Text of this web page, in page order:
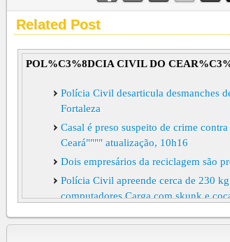
Related Post
POL%C3%8DCIA CIVIL DO
Polícia Civil desarticula desmanches
Fortaleza
Casal é preso suspeito de crime
Ceará"""" atualização, 10h16
Dois empresários da reciclagem são
Polícia Civil apreende cerca de 230
computadores Carga com skunk e
Influenciadores envolvidos na